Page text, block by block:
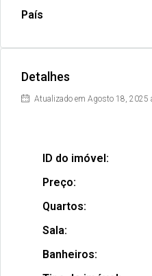
País
Detalhes
Atualizado em Agosto 18, 2025
ID do imóvel:
Preço:
Quartos:
Sala:
Banheiros: